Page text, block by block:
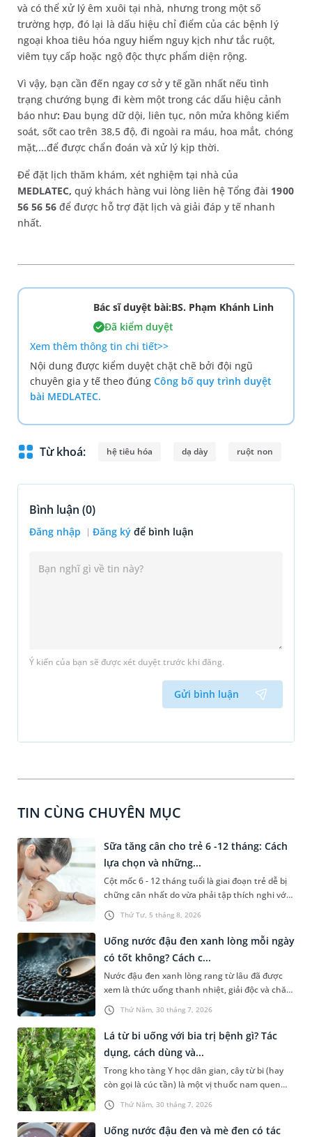
và có thể xử lý êm xuôi tại nhà, nhưng trong một số
trường hợp, đó lại là dấu hiệu chỉ điểm của các bệnh lý
ngoại khoa tiêu hóa nguy hiểm nguy kịch như tắc ruột,
viêm tụy cấp hoặc ngộ độc thực phẩm diện rộng.
Vì vậy, bạn cần đến ngay cơ sở y tế gần nhất nếu tình
trạng chướng bụng đi kèm một trong các dấu hiệu cảnh
báo như:Đau bụng dữ dội, liên tục, nôn mửa không kiểm
soát, sốt cao trên 38,5 độ, đi ngoài ra máu, hoa mắt, chóng
mặt,...để được chẩn đoán và xử lý kịp thời.
Để đặt lịch thăm khám, xét nghiệm tại nhà của
MEDLATEC, quý khách hàng vui lòng liên hệ Tổng đài 1900
56 56 56 để được hỗ trợ đặt lịch và giải đáp y tế nhanh
nhất.
Bác sĩ duyệt bài:BS. Phạm Khánh Linh
Đã kiểm duyệt
Xem thêm thông tin chi tiết>>
Nội dung được kiểm duyệt chặt chẽ bởi đội ngũ
chuyên gia y tế theo đúng Công bố quy trình duyệt
bài MEDLATEC.
Từ khoá: hệ tiêu hóa dạ dày ruột non
Bình luận (0)
Đăng nhập Đăng ký để bình luận
Ý kiến của bạn sẽ được xét duyệt trước khi đăng.
Gửi bình luận
TIN CÙNG CHUYÊN MỤC
Thứ Tư, 5 tháng 8, 2026
Sữa tăng cân cho trẻ 6 -12 tháng: Cách
lựa chọn và những...
Cột mốc 6 - 12 tháng tuổi là giai đoạn trẻ dễ bị
chững cân nhất do vừa phải tập thích nghi với
chế độ ăn dặm, vừa dễ gặp các vấn đề rối loạn
tiêu hóa. Lựa chọn đúng dòng sữa tăng cân cho
trẻ 6 - 12 tháng phù hợp với thể trạng sẽ giúp
con tối ưu hấp thu, nhanh chóng bắt kịp đà
tăng trưởng chuẩn. Bài viết sau đây sẽ hướng
dẫn ba mẹ lựa chọn sữa phù hợp cho con và
một số lưu ý không nên bỏ qua.
Thứ Năm, 30 tháng 7, 2026
Uống nước đậu đen xanh lòng mỗi ngày
có tốt không? Cách c...
Nước đậu đen xanh lòng rang từ lâu đã được
xem là thức uống thanh nhiệt, giải độc và chăm
sóc sắc đẹp hiệu quả trong những ngày hè oi
bức. Tuy nhiên, việc lạm dụng loại nước này
thay cho nước lọc hàng ngày liệu có thực sự
mang lại lợi ích tối ưu cho sức khỏe hay không?
Bài viết dưới đây sẽ giúp bạn giải đáp chi tiết
thắc mắc uống nước đậu đen xanh lòng mỗi
ngày có tốt không, đồng thời hướng dẫn bạn
cách chế biến và liều lượng sử dụng mang lại
Thứ Năm, 30 tháng 7, 2026
Lá từ bi uống với bia trị bệnh gì? Tác
dụng, cách dùng và...
Trong kho tàng Y học dân gian, cây từ bi (hay
còn gọi là cúc tần) là một vị thuốc nam quen
thuộc sở hữu nhiều công dụng trị bệnh.Thời
gian gần đây, sự kết hợp giữa lá từ bi và bia
đang trở thành chủ đề được rất nhiều người
Uống nước đậu đen và mè đen có tác